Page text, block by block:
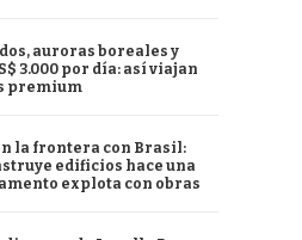
auroras boreales y
3.000 por día: así viajan
premium
la frontera con Brasil:
edificios hace una
explota con obras